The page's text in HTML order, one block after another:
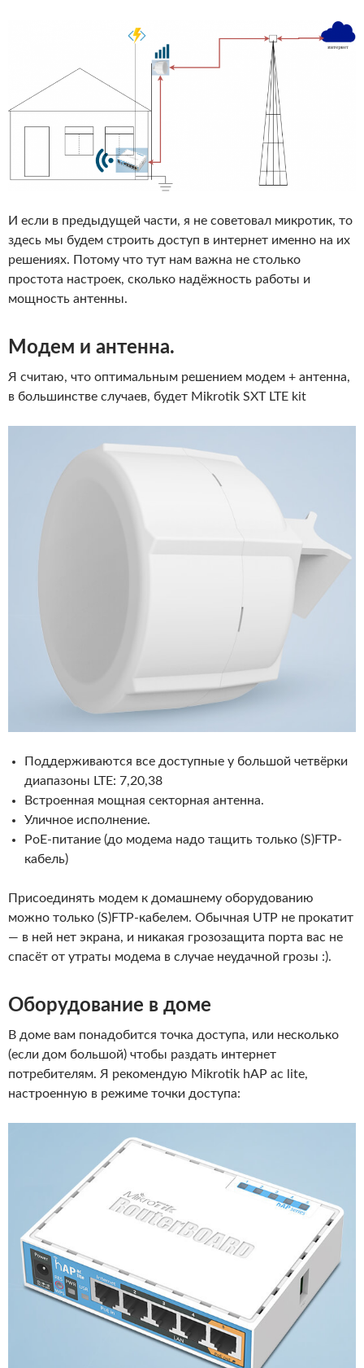
И если в предыдущей части, я не советовал микротик, то
здесь мы будем строить доступ в интернет именно на их
решениях. Потому что тут нам важна не столько
простота настроек, сколько надёжность работы и
мощность антенны.
Модем и антенна.
Я считаю, что оптимальным решением модем + антенна,
в большинстве случаев, будет Mikrotik SXT LTE kit
Поддерживаются все доступные у большой четвёрки
диапазоны LTE: 7,20,38
Встроенная мощная секторная антенна.
Уличное исполнение.
PoE-питание (до модема надо тащить только (S)FTP-
кабель)
Присоединять модем к домашнему оборудованию
можно только (S)FTP-кабелем. Обычная UTP не прокатит
— в ней нет экрана, и никакая грозозащита порта вас не
спасёт от утраты модема в случае неудачной грозы :).
Оборудование в доме
В доме вам понадобится точка доступа, или несколько
(если дом большой) чтобы раздать интернет
потребителям. Я рекомендую Mikrotik hAP ac lite,
настроенную в режиме точки доступа: